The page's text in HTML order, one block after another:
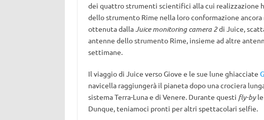
dei quattro strumenti scientifici alla cui realizzazione
dello strumento Rime nella loro conformazione
ottenuta dallaJuice monitoring camera 2di Juice,
antenne dello strumento Rime, insieme ad altre
settimane.
Il viaggio di Juice verso Giove e le sue lune ghiacciate
navicella raggiungerà il pianeta dopo una crociera
sistema Terra-Luna e di Venere. Durante questi fly-byle
Dunque, teniamoci pronti per altri spettacolari selfie.